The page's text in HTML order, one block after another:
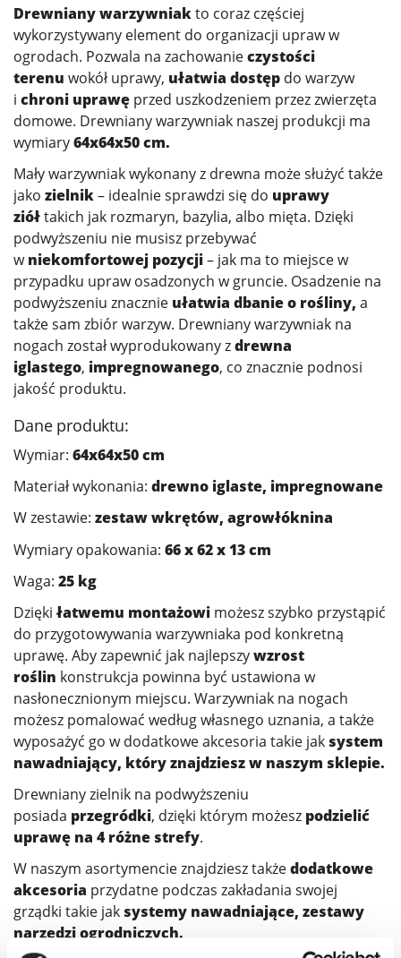
Drewniany warzywniakto coraz częściej
wykorzystywany element do organizacji upraw w
ogrodach. Pozwala na zachowanieczystości
terenu wokół uprawy, ułatwia dostęp do warzyw
i chroni uprawę przed uszkodzeniem przez zwierzęta
domowe. Drewniany warzywniak naszej produkcji ma
wymiary64x64x50 cm.
Mały warzywniak wykonany z drewna może służyć także
jako zielnik– idealnie sprawdzi się do uprawy
ziółtakich jak rozmaryn, bazylia, albo mięta. Dzięki
podwyższeniu nie musisz przebywać
wniekomfortowej pozycji– jak ma to miejsce w
przypadku upraw osadzonych w gruncie. Osadzenie na
podwyższeniu znacznie ułatwia dbanie o rośliny, a
także sam zbiór warzyw. Drewniany warzywniak na
nogach został wyprodukowany zdrewna
iglastego, impregnowanego, co znacznie podnosi
jakość produktu.
Dane produktu:
Wymiar: 64x64x50 cm
Materiał wykonania: drewno iglaste, impregnowane
W zestawie: zestaw wkrętów, agrowłóknina
Wymiary opakowania: 66 x 62 x 13 cm
Waga: 25 kg
Dzięki łatwemu montażowi możesz szybko przystąpić
do przygotowywania warzywniaka pod konkretną
uprawę. Aby zapewnić jak najlepszywzrost
roślin konstrukcja powinna być ustawiona w
nasłonecznionym miejscu. Warzywniak na nogach
możesz pomalować według własnego uznania, a także
wyposażyć go w dodatkowe akcesoria takie jak system
nawadniający, który znajdziesz w naszym sklepie.
Drewniany zielnik na podwyższeniu
posiada przegródki, dzięki którym możesz podzielić
uprawę na 4 różne strefy.
W naszym asortymencie znajdziesz takżedodatkowe
akcesoria przydatne podczas zakładania swojej
grządki takie jak systemy nawadniające, zestawy
narzędzi ogrodniczych.